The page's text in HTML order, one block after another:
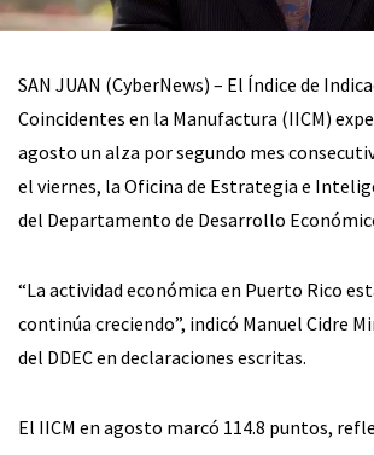
SAN JUAN (CyberNews) – El Índice de
Coincidentes en la Manufactura (IICM)
agosto un alza por segundo mes
el viernes, la Oficina de Estrategia e
del Departamento de Desarrollo
“La actividad económica en Puerto Rico
continúa creciendo”, indicó Manuel Cidre
del DDEC en declaraciones escritas.
El IICM en agosto marcó 114.8 puntos,